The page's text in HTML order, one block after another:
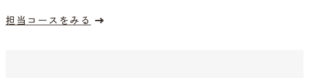
担当コースをみる